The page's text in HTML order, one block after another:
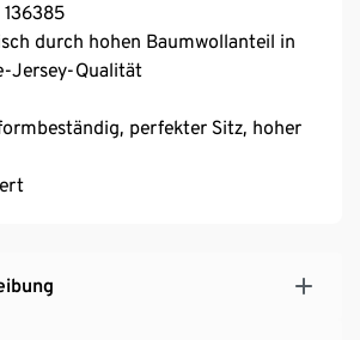
durch hohen Baumwollanteil in
Jersey-Qualität
perfekter Sitz, hoher